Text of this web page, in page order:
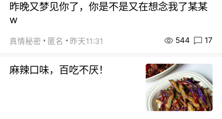
昨晚又梦见你了，你是不是又在想念我了某某
w
真情秘密 匿名 昨天11:31 544 17
麻辣口味，百吃不厌！